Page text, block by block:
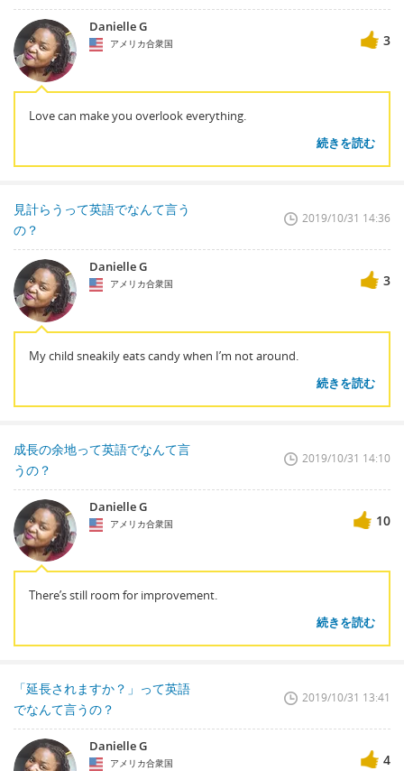
Danielle G
アメリカ合衆国 3
Love can make you overlook everything.
続きを読む
見計らうって英語でなんて言う
の？
2019/10/31 14:36
Danielle G
アメリカ合衆国 3
My child sneakily eats candy when I’m not around.
続きを読む
成長の余地って英語でなんて言
うの？
2019/10/31 14:10
Danielle G
アメリカ合衆国 10
There’s still room for improvement.
続きを読む
「延長されますか？」って英語
でなんて言うの？
2019/10/31 13:41
Danielle G
アメリカ合衆国 4